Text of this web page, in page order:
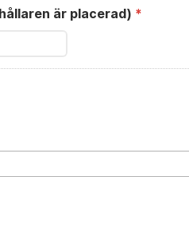
är placerad) *